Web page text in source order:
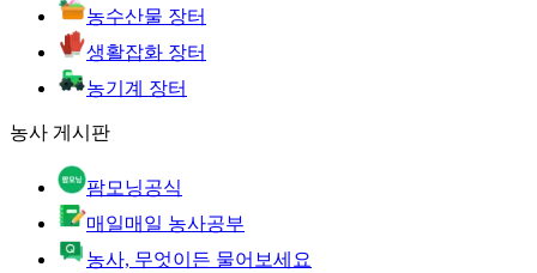
농수산물 장터
생활잡화 장터
농기계 장터
농사 게시판
팜모닝공식
매일매일 농사공부
농사, 무엇이든 물어보세요